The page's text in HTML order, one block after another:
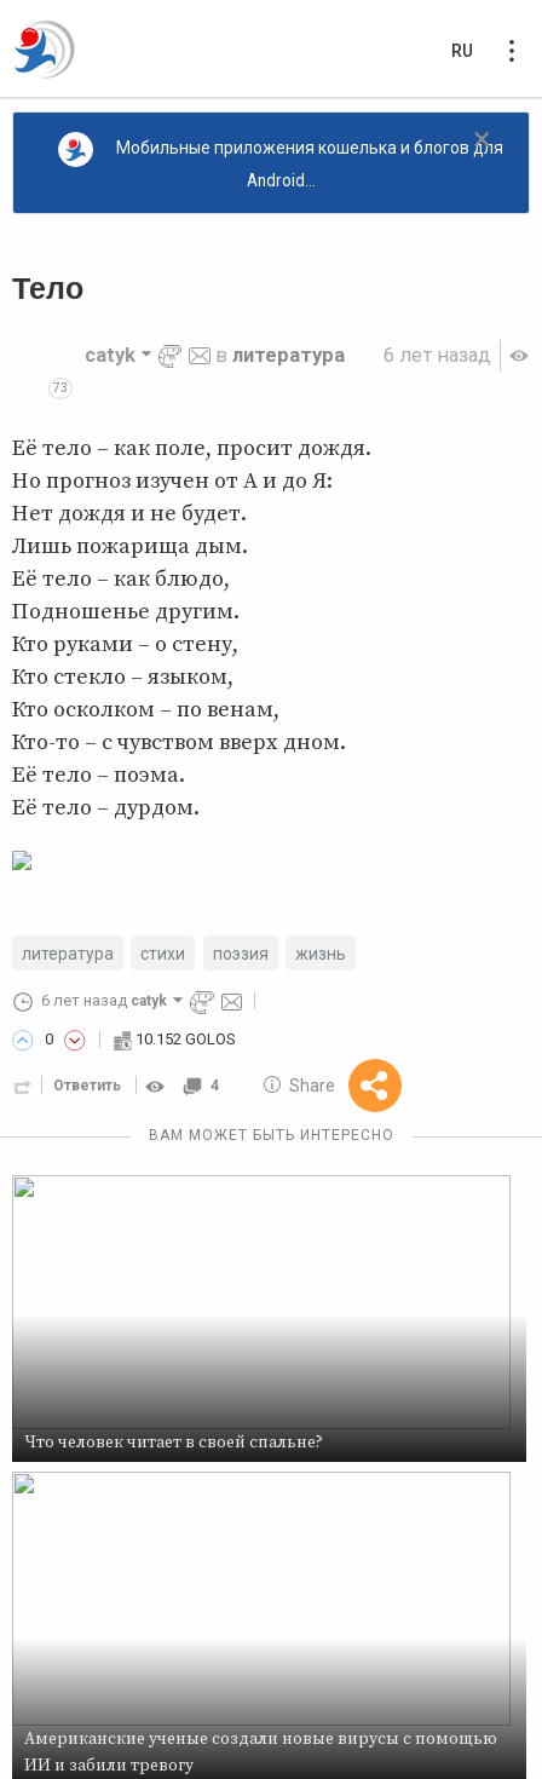
RU
×
Мобильные приложения кошелька и блогов для
Android...
Тело
6 лет назад
73
catyk в литература
Её тело – как поле, просит дождя.
Но прогноз изучен от А и до Я:
Нет дождя и не будет.
Лишь пожарища дым.
Её тело – как блюдо,
Подношенье другим.
Кто руками – о стену,
Кто стекло – языком,
Кто осколком – по венам,
Кто-то – с чувством вверх дном.
Её тело – поэма.
Её тело – дурдом.
литература стихи поэзия жизнь
6 лет назад catyk
0 10.152 GOLOS
Ответить 4 Share
Reward
10 GOLOS
ВАМ МОЖЕТ БЫТЬ ИНТЕРЕСНО
Что человек читает в своей спальне?
Американские ученые создали новые вирусы с помощью
ИИ и забили тревогу